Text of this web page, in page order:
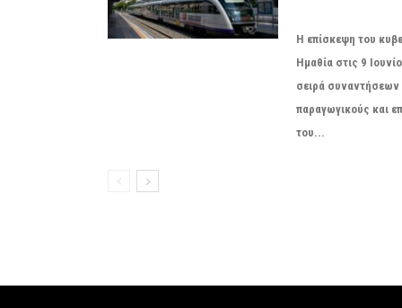
Η επίσκεψη του
Ημαθία στις 9
σειρά συναντήσεων
παραγωγικούς και
του...